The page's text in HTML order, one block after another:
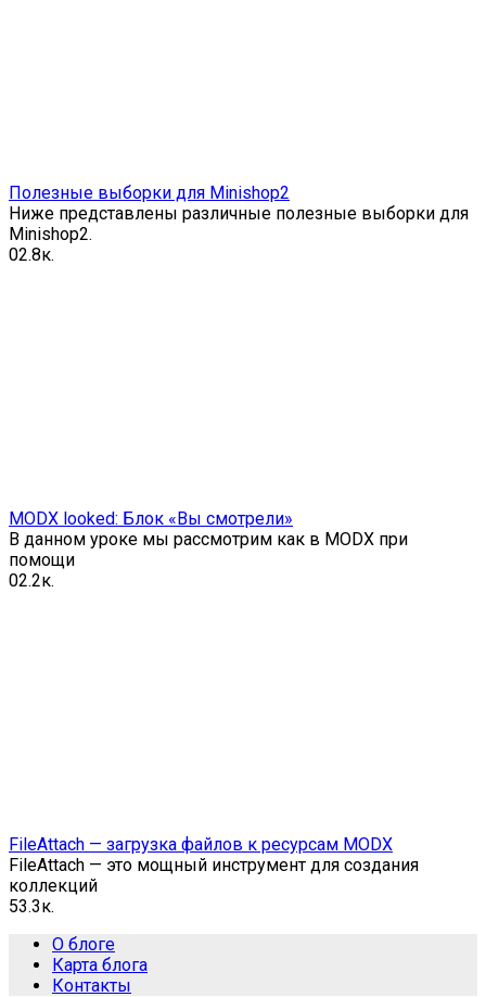
Полезные выборки для Minishop2
Ниже представлены различные полезные выборки для
Minishop2.
02.8к.
MODX looked: Блок «Вы смотрели»
В данном уроке мы рассмотрим как в MODX при
помощи
02.2к.
FileAttach — загрузка файлов к ресурсам MODX
FileAttach — это мощный инструмент для создания
коллекций
53.3к.
О блоге
Карта блога
Контакты